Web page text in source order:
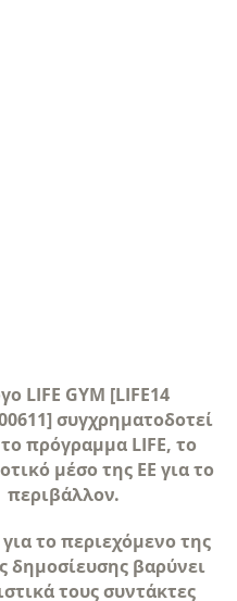
LIFE GYM [LIFE14
συγχρηματοδοτεί
πρόγραμμα LIFE, το
μέσο της ΕΕ για το
περιβάλλον.
το περιεχόμενο της
δημοσίευσης βαρύνει
τους συντάκτες